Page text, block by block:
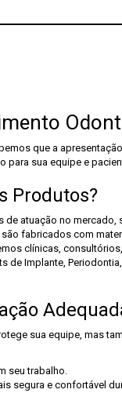
que a
para sua equipe e
Produtos?
de atuação no mercado,
fabricados com
clínicas,
de Implante,
sua equipe, mas
seu trabalho.
segura e confortável